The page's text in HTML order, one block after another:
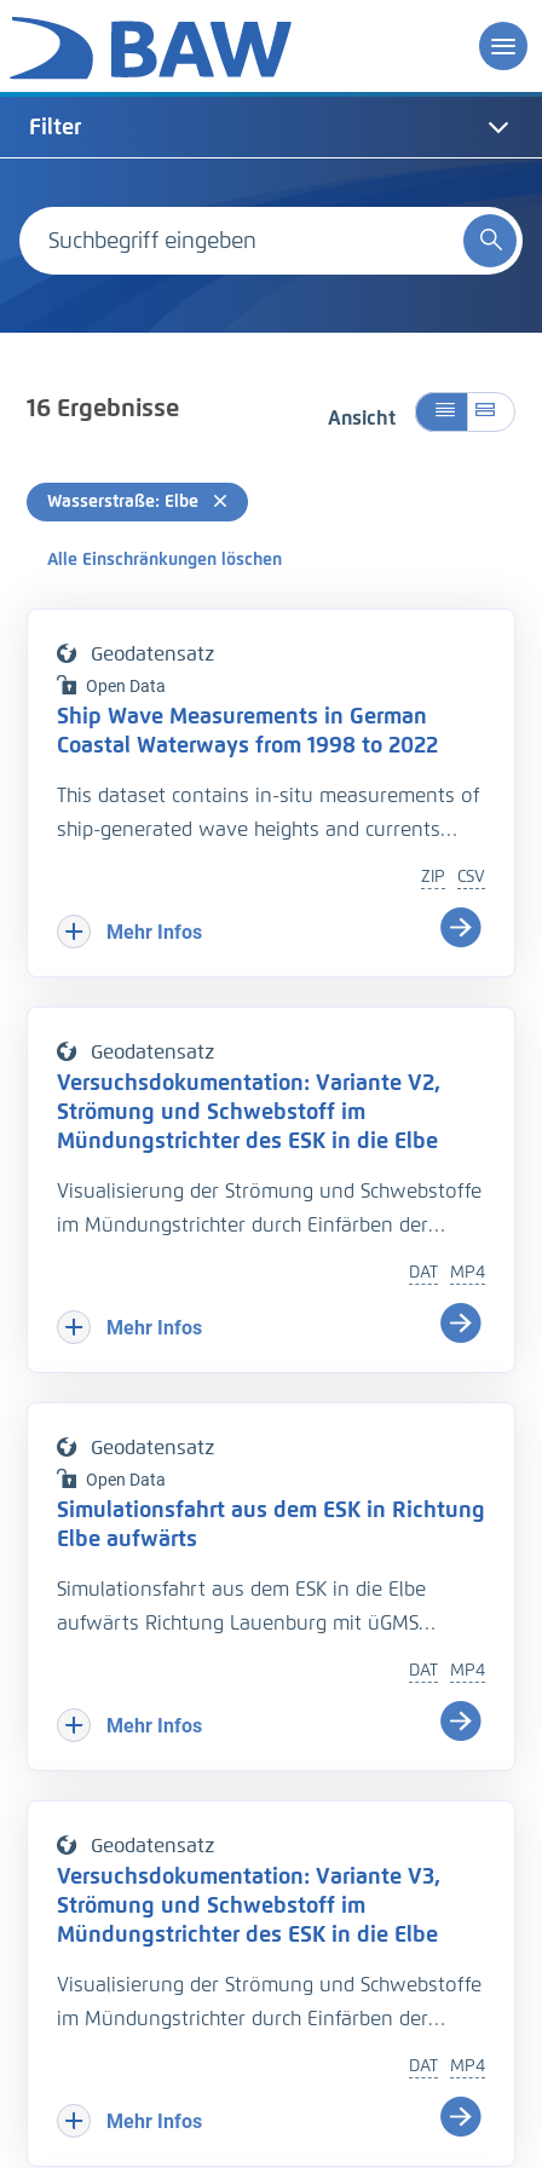
Filter
16Ergebnisse Ansicht
Wasserstraße: Elbe
Alle Einschränkungen löschen
Geodatensatz
Open Data
Ship Wave Measurements in German
Coastal Waterways from 1998 to 2022
This dataset contains in-situ measurements of
ship-generated wave heights and currents
2022 in German coastal waterways. It includes
81,092 filtered datapoints (from an initial
Each wave event is linked to the ship and
nautical parameters responsible for its
generation. A more detailed metadata
the dataset.
Measurements in German Coastal Waterways
from 1998 to 2022 [Data set], DOI:https://doi.o
rg/10.48437/42c292-ebac3d
Data Descriptor Paper:
Seemann, A., Melling, G. Measurement of ship-
generated waves in German coastal
CSV
ZIP
Mehr Infos
Geodatensatz
Versuchsdokumentation: Variante V2,
Strömung und Schwebstoff im
Mündungstrichter des ESK in die Elbe
Visualisierung der Strömung und Schwebstoffe
im Mündungstrichter durch Einfärben der
Variante V2, Mittelwasser
MP4
DAT
Mehr Infos
Geodatensatz
Open Data
Simulationsfahrt aus dem ESK in Richtung
Elbe aufwärts
Simulationsfahrt aus dem ESK in die Elbe
aufwärts Richtung Lauenburg mit üGMS
MP4
DAT
Mehr Infos
Geodatensatz
Versuchsdokumentation: Variante V3,
Strömung und Schwebstoff im
Mündungstrichter des ESK in die Elbe
Visualisierung der Strömung und Schwebstoffe
im Mündungstrichter durch Einfärben der
Variante V3, Hochwasser
MP4
DAT
Mehr Infos